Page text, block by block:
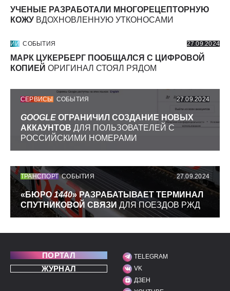
УЧЕНЫЕ РАЗРАБОТАЛИ МНОГОРЕЦЕПТОРНУЮ
КОЖУ ВДОХНОВЛЕННУЮ УТКОНОСАМИ
ИИ СОБЫТИЯ 27.09.2024
МАРК ЦУКЕРБЕРГ ПООБЩАЛСЯ С ЦИФРОВОЙ
КОПИЕЙ ОРИГИНАЛ СТОЯЛ РЯДОМ
СЕРВИСЫ СОБЫТИЯ 27.09.2024
GOOGLE ОГРАНИЧИЛ СОЗДАНИЕ НОВЫХ
АККАУНТОВ ДЛЯ ПОЛЬЗОВАТЕЛЕЙ С
РОССИЙСКИМИ НОМЕРАМИ
ТРАНСПОРТ СОБЫТИЯ 27.09.2024
«БЮРО1440» РАЗРАБАТЫВАЕТ ТЕРМИНАЛ
СПУТНИКОВОЙ СВЯЗИ ДЛЯ ПОЕЗДОВ РЖД
ПОРТАЛ
ЖУРНАЛ
МЫ В СОЦИАЛЬНЫХ
TELEGRAM
VK
ДЗЕН